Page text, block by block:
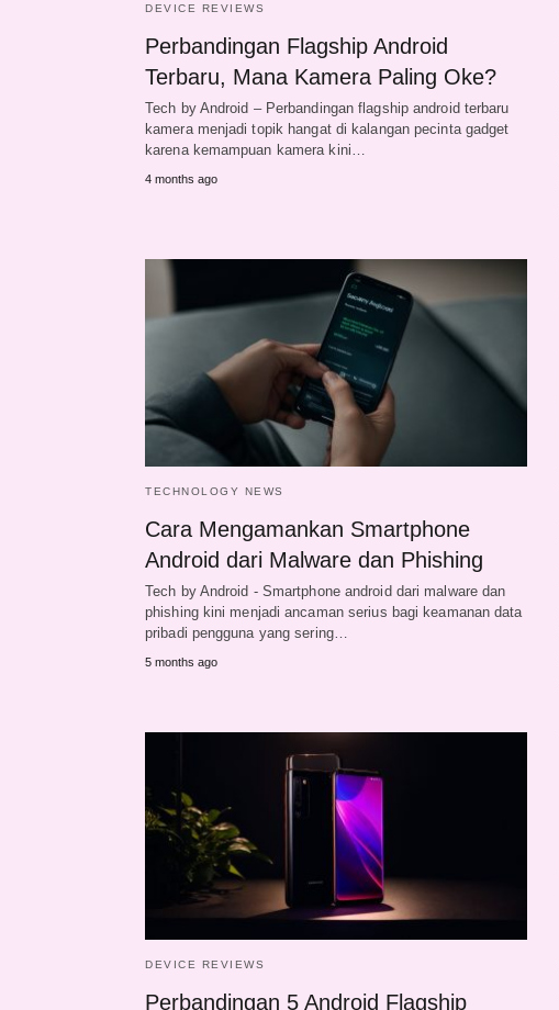
DEVICE REVIEWS
Perbandingan Flagship Android
Terbaru, Mana Kamera Paling Oke?
Tech by Android – Perbandingan flagship android terbaru
kamera menjadi topik hangat di kalangan pecinta gadget
karena kemampuan kamera kini…
4 months ago
TECHNOLOGY NEWS
Cara Mengamankan Smartphone
Android dari Malware dan Phishing
Tech by Android - Smartphone android dari malware dan
phishing kini menjadi ancaman serius bagi keamanan data
pribadi pengguna yang sering…
5 months ago
DEVICE REVIEWS
Perbandingan 5 Android Flagship